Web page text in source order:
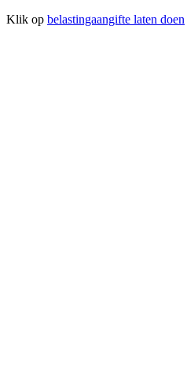
Klik op belastingaangifte laten doen